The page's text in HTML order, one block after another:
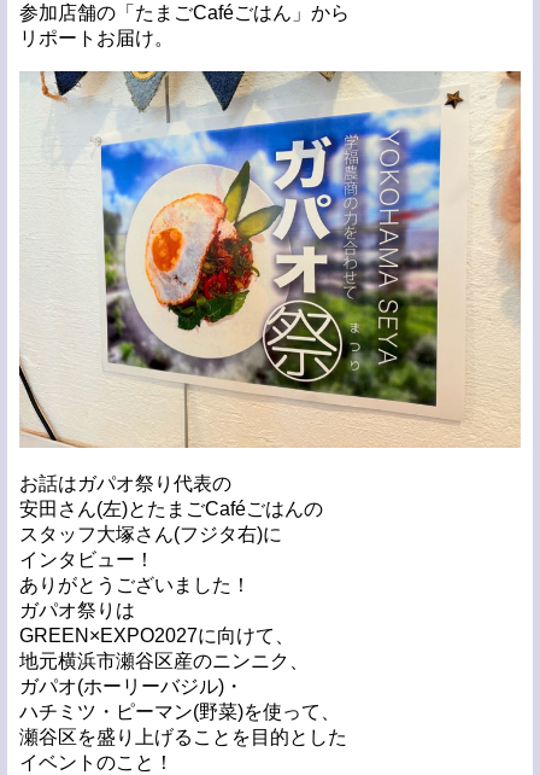
参加店舗の「たまごCaféごはん」から
リポートお届け。
お話はガパオ祭り代表の
安田さん(左)とたまごCaféごはんの
スタッフ大塚さん(フジタ右)に
インタビュー！
ありがとうございました！
ガパオ祭りは
GREEN×EXPO2027に向けて、
地元横浜市瀬谷区産のニンニク、
ガパオ(ホーリーバジル)・
ハチミツ・ピーマン(野菜)を使って、
瀬谷区を盛り上げることを目的とした
イベントのこと！